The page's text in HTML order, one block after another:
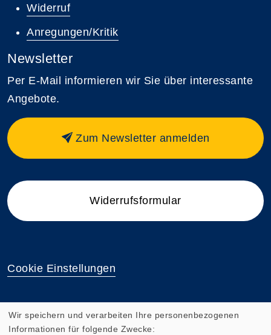
Widerruf
Anregungen/Kritik
Newsletter
Per E-Mail informieren wir Sie über interessante
Angebote.
Zum Newsletter anmelden
Widerrufsformular
Cookie Einstellungen
Wir speichern und verarbeiten Ihre personenbezogenen
Informationen für folgende Zwecke: